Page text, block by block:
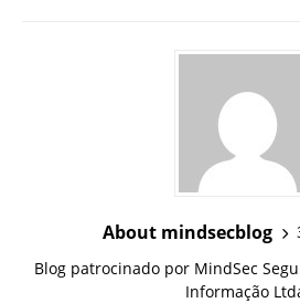
About mindsecblog
Blog patrocinado por MindSec
Informação